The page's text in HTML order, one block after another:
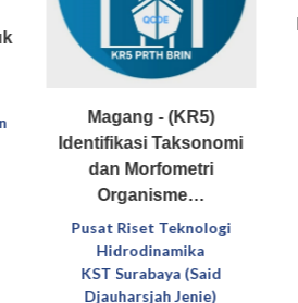
Magang - (KR5)
Identifikasi Taksonomi
dan Morfometri
Organisme…
Pusat Riset Teknologi
Hidrodinamika
KST Surabaya (Said
Djauharsjah Jenie)